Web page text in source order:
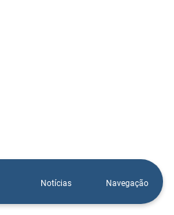
Notícias Navegação